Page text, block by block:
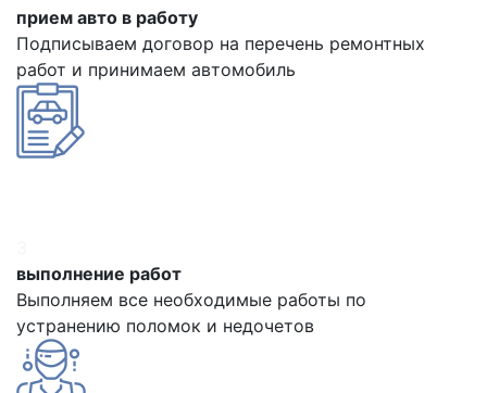
прием авто в работу
Подписываем договор на перечень ремонтных
работ и принимаем автомобиль
выполнение работ
Выполняем все необходимые работы по
устранению поломок и недочетов